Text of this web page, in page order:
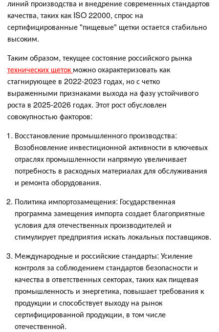
линий производства и внедрение современных стандартов
качества, таких как ISO 22000, спрос на
сертифицированные "пищевые" щетки остается стабильно
высоким.
Таким образом, текущее состояние российского рынка
технических щеток можно охарактеризовать как
стагнирующее в 2022-2023 годах, но с четко
выраженными признаками выхода на фазу устойчивого
роста в 2025-2026 годах. Этот рост обусловлен
совокупностью факторов:
Восстановление промышленного производства:
Возобновление инвестиционной активности в ключевых
отраслях промышленности напрямую увеличивает
потребность в расходных материалах для обслуживания
и ремонта оборудования.
Политика импортозамещения: Государственная
программа замещения импорта создает благоприятные
условия для отечественных производителей и
стимулирует предприятия искать локальных поставщиков.
Международные и российские стандарты: Усиление
контроля за соблюдением стандартов безопасности и
качества в ответственных секторах, таких как пищевая
промышленность и энергетика, повышает требования к
продукции и способствует выходу на рынок
сертифицированной продукции, в том числе
отечественной.